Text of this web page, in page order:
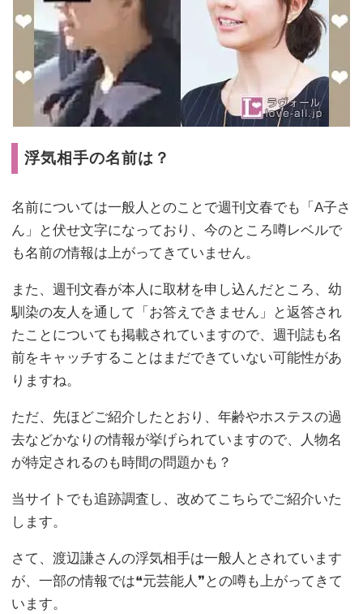
浮気相手の名前は？
名前については一般人とのことで週刊文春でも「A子さ
ん」と伏せ文字になっており、今のところ噂レベルで
も名前の情報は上がってきていません。
また、週刊文春が本人に取材を申し込んだところ、幼
馴染の友人を通して「お答えできません」と返答され
たことについても掲載されていますので、週刊誌も名
前をキャッチすることはまだできていない可能性があ
りますね。
ただ、先ほどご紹介したとおり、年齢やホステスの過
去などかなりの情報が挙げられていますので、人物名
が特定されるのも時間の問題かも？
当サイトでも追跡調査し、改めてこちらでご紹介いた
します。
さて、渡辺謙さんの浮気相手は一般人とされています
が、一部の情報では❝元芸能人❞との噂も上がってきて
います。